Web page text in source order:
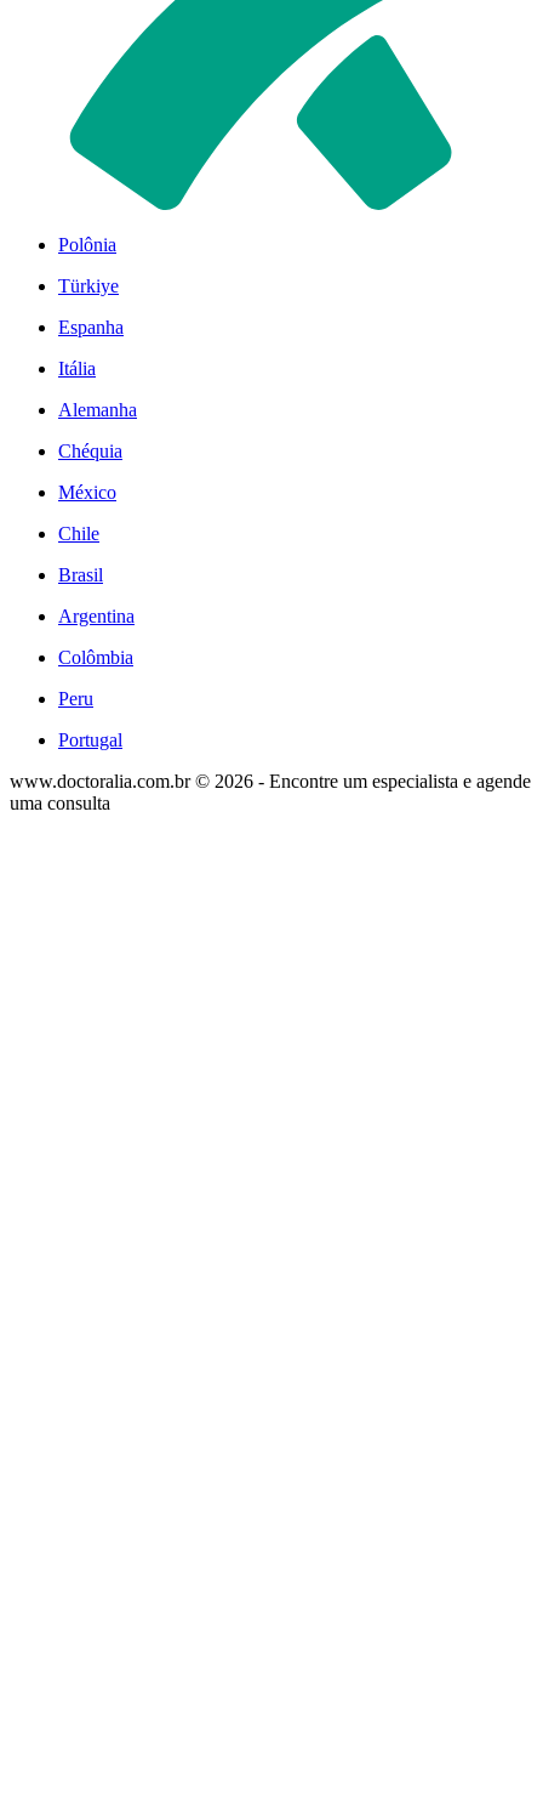
Polônia
Türkiye
Espanha
Itália
Alemanha
Chéquia
México
Chile
Brasil
Argentina
Colômbia
Peru
Portugal
www.doctoralia.com.br © 2026 - Encontre um especialista e agende
uma consulta